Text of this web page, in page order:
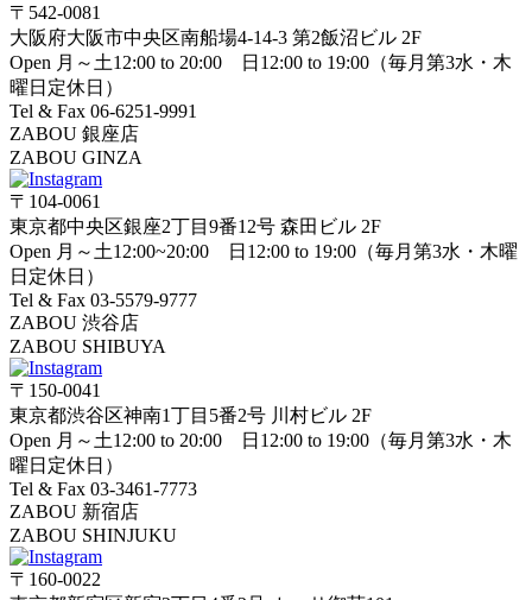
〒542-0081
大阪府大阪市中央区南船場4-14-3 第2飯沼ビル 2F
Open 月～土12:00 to 20:00 日12:00 to 19:00（毎月第3水・木
曜日定休日）
Tel & Fax 06-6251-9991
ZABOU 銀座店
ZABOU GINZA
〒104-0061
東京都中央区銀座2丁目9番12号 森田ビル 2F
Open 月～土12:00~20:00 日12:00 to 19:00（毎月第3水・木曜
日定休日）
Tel & Fax 03-5579-9777
ZABOU 渋谷店
ZABOU SHIBUYA
〒150-0041
東京都渋谷区神南1丁目5番2号 川村ビル 2F
Open 月～土12:00 to 20:00 日12:00 to 19:00（毎月第3水・木
曜日定休日）
Tel & Fax 03-3461-7773
ZABOU 新宿店
ZABOU SHINJUKU
〒160-0022